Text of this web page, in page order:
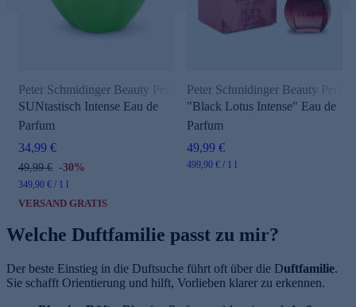
Peter Schmidinger Beauty Perfection
SUNtastisch Intense Eau de
Parfum
34,99 €
49,99 € -30%
349,90 € / 1 l
VERSAND GRATIS
Peter Schmidinger Beauty
"Black Lotus Intense" Eau de
Parfum
49,99 €
499,90 € / 1 l
Welche Duftfamilie passt zu mir?
Der beste Einstieg in die Duftsuche führt oft über die Duftfamilie.
Sie schafft Orientierung und hilft, Vorlieben klarer zu erkennen.